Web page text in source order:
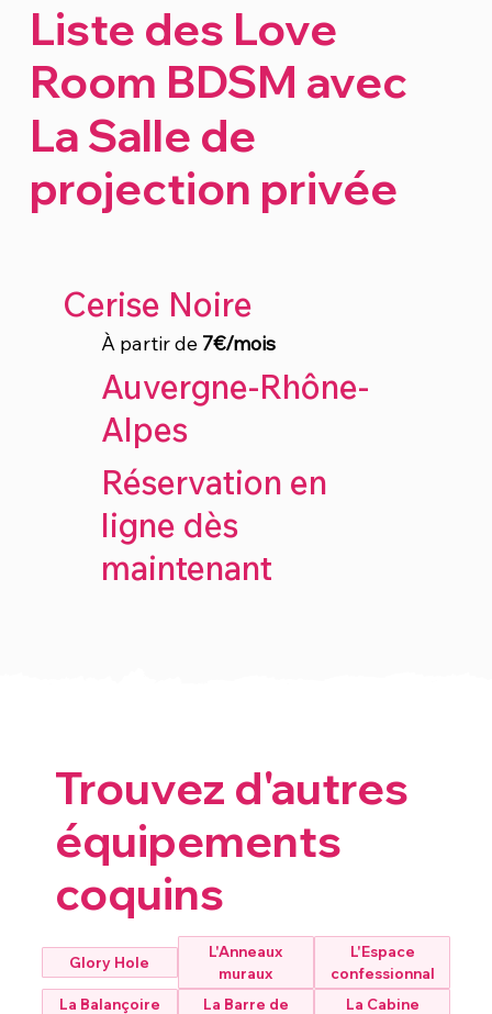
Liste des Love
Room BDSM avec
La Salle de
projection privée
Cerise Noire
À partir de 7€/mois
Auvergne-Rhône-
Alpes
Réservation en
ligne dès
maintenant
Trouvez d'autres
équipements
coquins
Glory Hole
L'Anneaux
muraux
L'Espace
confessionnal
La Balançoire
La Barre de
La Cabine